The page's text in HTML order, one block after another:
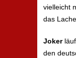
vielleicht
das
Joker
den